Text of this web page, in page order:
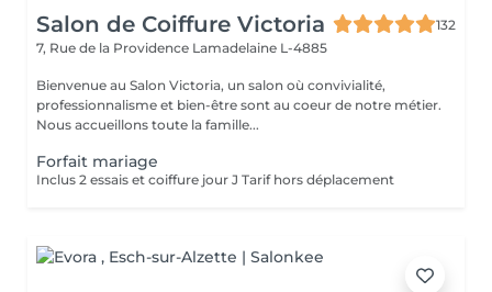
Salon de Coiffure Victoria
132
7, Rue de la Providence Lamadelaine L-4885
Bienvenue au Salon Victoria, un salon où convivialité,
professionnalisme et bien-être sont au coeur de notre métier.
Nous accueillons toute la famille...
Forfait mariage
Inclus 2 essais et coiffure jour J Tarif hors déplacement